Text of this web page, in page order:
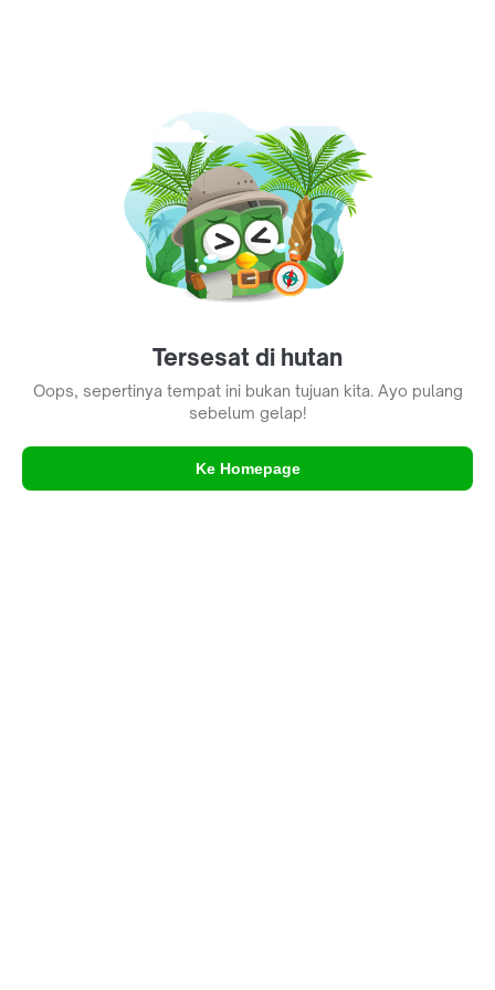
Tersesat di hutan
Oops, sepertinya tempat ini bukan tujuan kita. Ayo pulang
sebelum gelap!
Ke Homepage